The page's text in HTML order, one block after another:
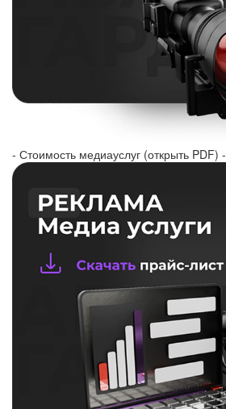
- Стоимость медиауслуг (открыть PDF) -